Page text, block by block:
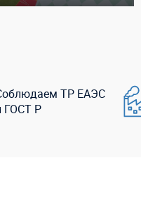
ТР ЕАЭС
ГОСТ Р